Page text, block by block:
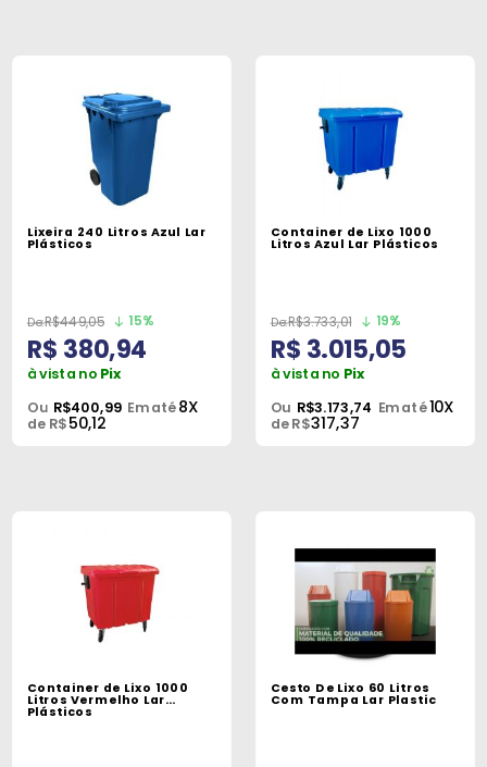
Lixeira 240 Litros Azul Lar
Plásticos
R$449,05 15%
R$ 380,94
à vista no Pix
Ou R$400,99 Em até8X
de R$50,12
Container de Lixo 1000
Litros Azul Lar Plásticos
R$3.733,01 19%
R$ 3.015,05
à vista no Pix
Ou R$3.173,74 Em até10X
de R$317,37
Container de Lixo 1000
Litros Vermelho Lar
Plásticos
Cesto De Lixo 60 Litros
Com Tampa Lar Plastic